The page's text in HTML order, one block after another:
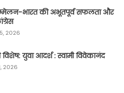
भारत की अभूतपूर्व सफलता और
2026
विशेष: युवा आदर्श : स्वामी विवेकानंद
2026